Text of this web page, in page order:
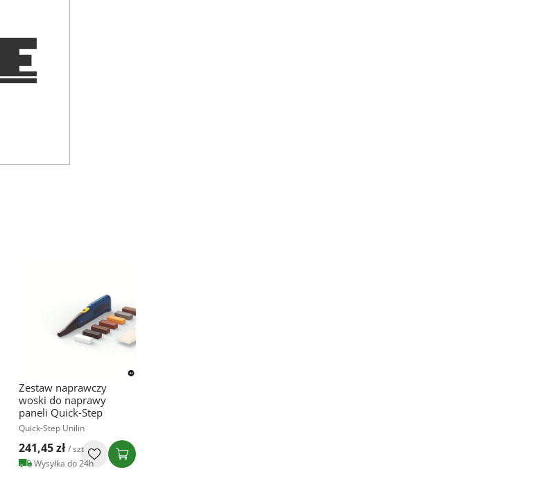
Zestaw naprawczy
woski do naprawy
paneli Quick-Step
Quick-Step Unilin
241,45 zł / szt
Wysyłka do 24h